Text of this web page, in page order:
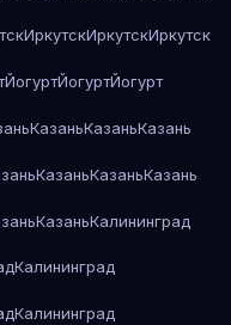
ИркутскИркутскИркутск
ЙогуртЙогуртЙогурт
КазаньКазаньКазань
КазаньКазаньКазань
КазаньКалининград
Калининград
Калининград